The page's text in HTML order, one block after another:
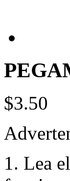
$3.50
1. Lea